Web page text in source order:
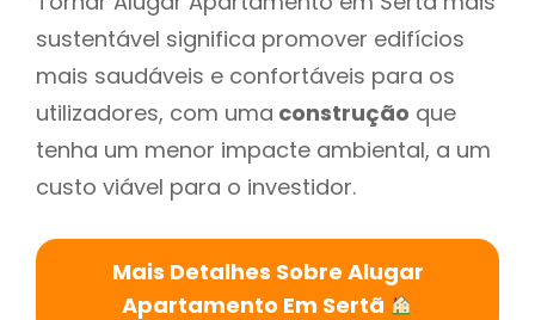
sustentável significa promover edifícios
mais saudáveis e confortáveis para os
utilizadores, com uma construção que
tenha um menor impacte ambiental, a um
custo viável para o investidor.
Mais Detalhes Sobre Alugar
Apartamento Em Sertã